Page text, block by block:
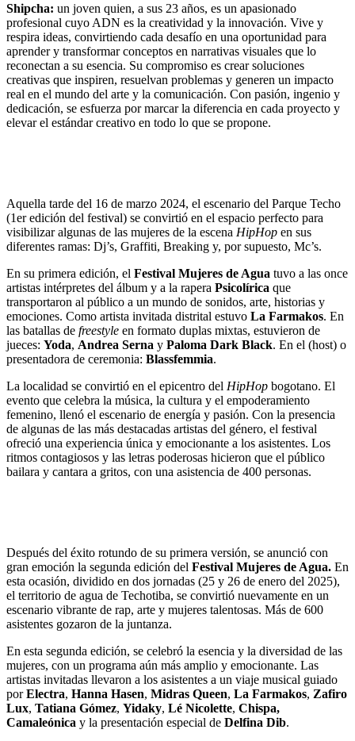
Shipcha: un joven quien, a sus 23 años, es un apasionado
profesional cuyo ADN es la creatividad y la innovación. Vive y
respira ideas, convirtiendo cada desafío en una oportunidad para
aprender y transformar conceptos en narrativas visuales que lo
reconectan a su esencia. Su compromiso es crear soluciones
creativas que inspiren, resuelvan problemas y generen un impacto
real en el mundo del arte y la comunicación. Con pasión, ingenio y
dedicación, se esfuerza por marcar la diferencia en cada proyecto y
elevar el estándar creativo en todo lo que se propone.
Aquella tarde del 16 de marzo 2024, el escenario del Parque Techo
(1er edición del festival) se convirtió en el espacio perfecto para
visibilizar algunas de las mujeres de la escena HipHop en sus
diferentes ramas: Dj’s, Graffiti, Breaking y, por supuesto, Mc’s.
En su primera edición, el Festival Mujeres de Agua tuvo a las once
artistas intérpretes del álbum y a la rapera Psicolírica que
transportaron al público a un mundo de sonidos, arte, historias y
emociones. Como artista invitada distrital estuvo La Farmakos. En
las batallas de freestyle en formato duplas mixtas, estuvieron de
jueces: Yoda, Andrea Serna y Paloma Dark Black. En el (host) o
presentadora de ceremonia: Blassfemmia.
La localidad se convirtió en el epicentro del HipHop bogotano. El
evento que celebra la música, la cultura y el empoderamiento
femenino, llenó el escenario de energía y pasión. Con la presencia
de algunas de las más destacadas artistas del género, el festival
ofreció una experiencia única y emocionante a los asistentes. Los
ritmos contagiosos y las letras poderosas hicieron que el público
bailara y cantara a gritos, con una asistencia de 400 personas.
Después del éxito rotundo de su primera versión, se anunció con
gran emoción la segunda edición del Festival Mujeres de Agua. En
esta ocasión, dividido en dos jornadas (25 y 26 de enero del 2025),
el territorio de agua de Techotiba, se convirtió nuevamente en un
escenario vibrante de rap, arte y mujeres talentosas. Más de 600
asistentes gozaron de la juntanza.
En esta segunda edición, se celebró la esencia y la diversidad de las
mujeres, con un programa aún más amplio y emocionante. Las
artistas invitadas llevaron a los asistentes a un viaje musical guiado
porElectra, Hanna Hasen, Midras Queen, La Farmakos, Zafiro
Lux, Tatiana Gómez, Yidaky, Lé Nicolette, Chispa,
Camaleónica y la presentación especial de Delfina Dib.